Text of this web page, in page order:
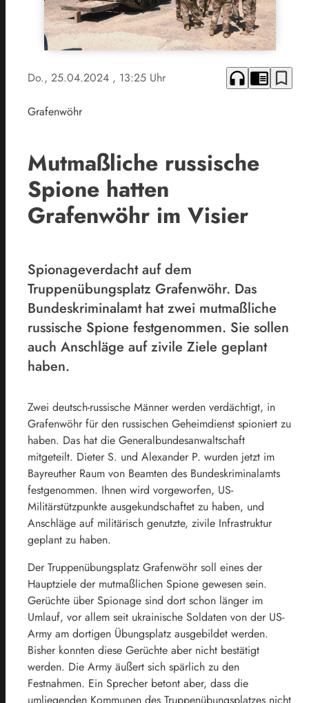
Do., 25.04.2024 , 13:25 Uhr headphones chrome_reader_mode bookmark_border
Grafenwöhr
Mutmaßliche russische
Spione hatten
Grafenwöhr im Visier
Spionageverdacht auf dem
Truppenübungsplatz Grafenwöhr. Das
Bundeskriminalamt hat zwei mutmaßliche
russische Spione festgenommen. Sie sollen
auch Anschläge auf zivile Ziele geplant
haben.
Zwei deutsch-russische Männer werden verdächtigt, in
Grafenwöhr für den russischen Geheimdienst spioniert zu
haben. Das hat die Generalbundesanwaltschaft
mitgeteilt. Dieter S. und Alexander P. wurden jetzt im
Bayreuther Raum von Beamten des Bundeskriminalamts
festgenommen. Ihnen wird vorgeworfen, US-
Militärstützpunkte ausgekundschaftet zu haben, und
Anschläge auf militärisch genutzte, zivile Infrastruktur
geplant zu haben.
Der Truppenübungsplatz Grafenwöhr soll eines der
Hauptziele der mutmaßlichen Spione gewesen sein.
Gerüchte über Spionage sind dort schon länger im
Umlauf, vor allem seit ukrainische Soldaten von der US-
Army am dortigen Übungsplatz ausgebildet werden.
Bisher konnten diese Gerüchte aber nicht bestätigt
werden. Die Army äußert sich spärlich zu den
Festnahmen. Ein Sprecher betont aber, dass die
umliegenden Kommunen des Truppenübungsplatzes nicht